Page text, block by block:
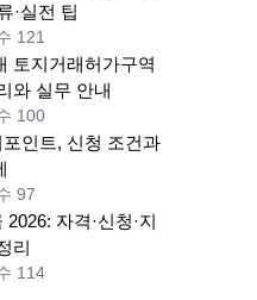
·실전 팁
121
토지거래허가구역
와 실무 안내
100
인트, 신청 조건과
97
자격·신청·지
리
114